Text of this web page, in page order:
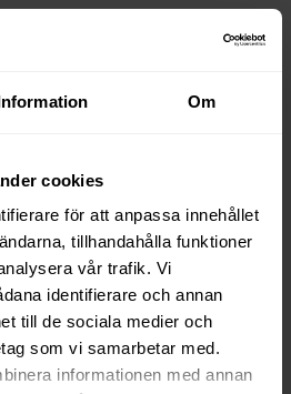
Om
cookies
för att anpassa innehållet
tillhandahålla funktioner
vår trafik. Vi
identifierare och annan
till de sociala medier och
som vi samarbetar med.
informationen med annan